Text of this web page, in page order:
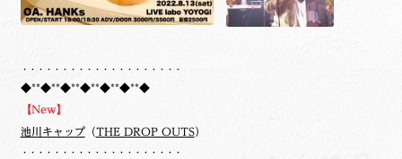
・・・・・・・・・・・・・・・・・・・・
◆**◆**◆**◆**◆**◆**◆
【New】
池川キャップ（THE DROP OUTS）
・・・・・・・・・・・・・・・・・・・・